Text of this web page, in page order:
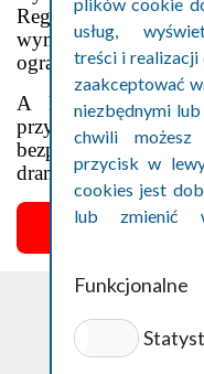
usług,
treści i realizacji
zaakceptować
niezbędnymi
chwili możesz
przycisk w
cookies jest
lub zmienić
Funkcjonalne
Regularna
wymiana zużytego
ograniczyć
A każda kolejna
przypomina, że w
bezpieczeństwie
dramat na drodze.